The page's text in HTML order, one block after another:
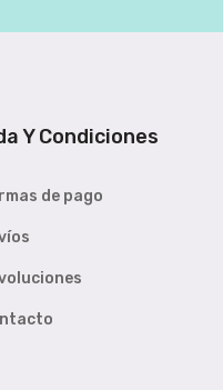
Y Condiciones
de pago